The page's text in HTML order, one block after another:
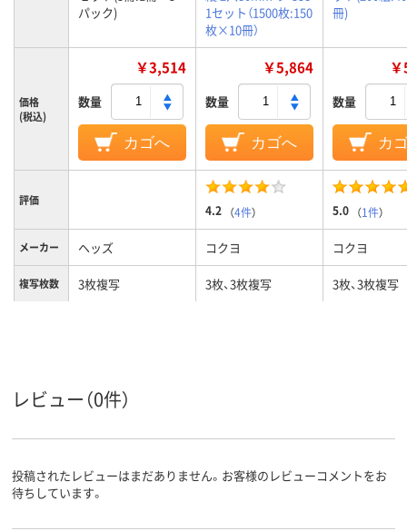
パック)
1セット（1500枚:150
枚×10冊）
冊)
価格
(税込)
￥3,514
数量
カゴへ
￥5,864
数量
カゴへ
数量
カ
評価
4.2 （4件） 5.0 （1件）
メーカー ヘッズ コクヨ コクヨ
複写枚数 3枚複写 3枚、3枚複写 3枚、3枚複写
レビュー（0件）
投稿されたレビューはまだありません。お客様のレビューコメントをお
待ちしています。